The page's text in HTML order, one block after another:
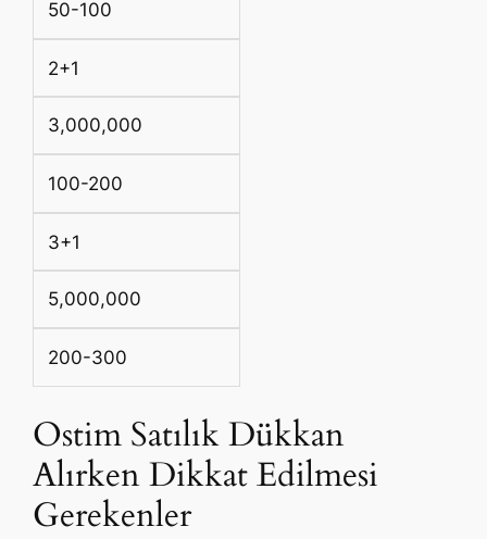
50-100
2+1
3,000,000
100-200
3+1
5,000,000
200-300
Ostim Satılık Dükkan
Alırken Dikkat Edilmesi
Gerekenler